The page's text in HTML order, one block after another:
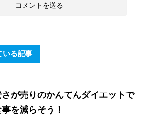
いる記事
さが売りのかんてんダイエットで
を減らそう！